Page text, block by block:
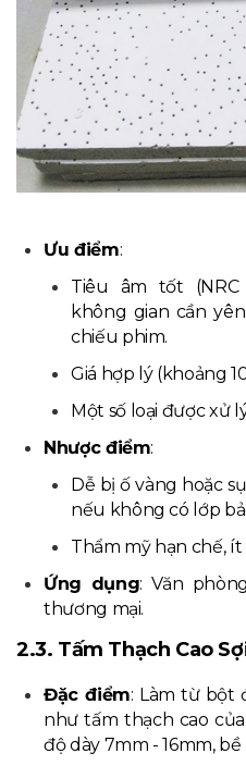
Ưu điểm:
Tiêu âm tốt (NRC
không gian cần
chiếu phim.
Giá hợp lý (khoảng
Một số loại được xử
Nhược điểm:
Dễ bị ố vàng hoặc
nếu không có lớp
Thẩm mỹ hạn chế,
Ứng dụng: Văn
thương mại.
2.3. Tấm Thạch Cao
Đặc điểm: Làm từ bột
như tấm thạch cao
độ dày 7mm - 16mm,